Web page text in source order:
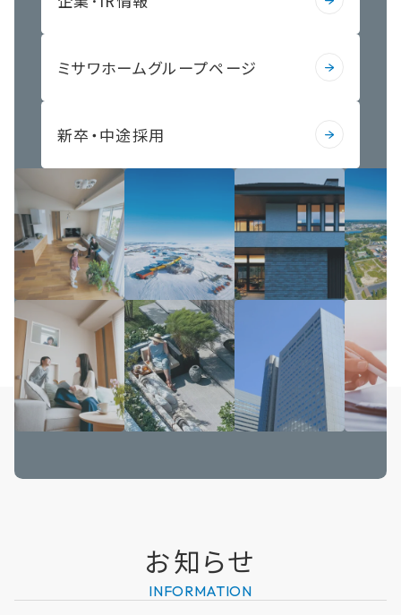
ミサワホームグループページ
新卒・中途採用
お知らせ
INFORMATION